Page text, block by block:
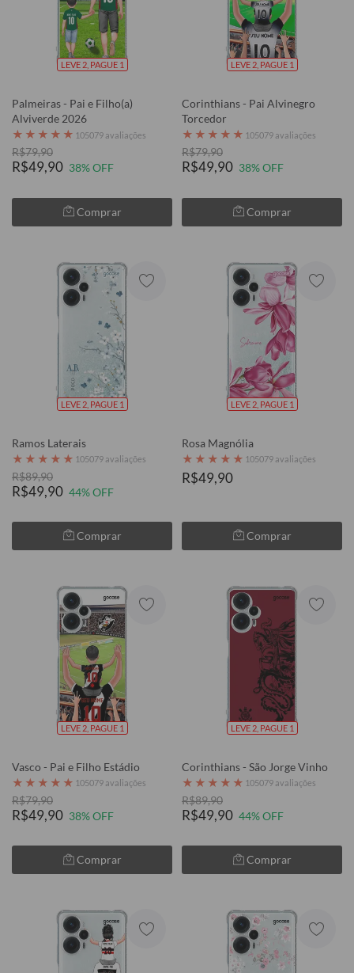
LEVE 2, PAGUE 1
Palmeiras - Pai e Filho(a)
Alviverde 2026
★ ★ ★ ★ ★ 105079 avaliações
R$79,90
R$49,90 38% OFF
Comprar
LEVE 2, PAGUE 1
Corinthians - Pai Alvinegro
Torcedor
★ ★ ★ ★ ★ 105079 avaliações
R$79,90
R$49,90 38% OFF
Comprar
LEVE 2, PAGUE 1
Ramos Laterais
★ ★ ★ ★ ★ 105079 avaliações
R$89,90
R$49,90 44% OFF
Comprar
LEVE 2, PAGUE 1
Rosa Magnólia
★ ★ ★ ★ ★ 105079 avaliações
R$49,90
Comprar
LEVE 2, PAGUE 1
Vasco - Pai e Filho Estádio
★ ★ ★ ★ ★ 105079 avaliações
R$79,90
R$49,90 38% OFF
Comprar
LEVE 2, PAGUE 1
Corinthians - São Jorge Vinho
★ ★ ★ ★ ★ 105079 avaliações
R$89,90
R$49,90 44% OFF
Comprar